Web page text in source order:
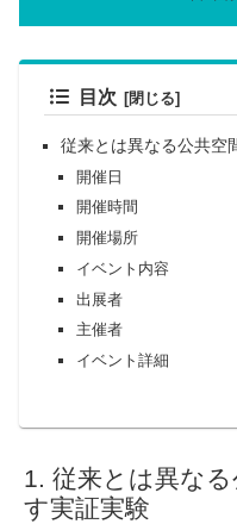
目次
従来とは異なる公共空
開催日
開催時間
開催場所
イベント内容
出展者
主催者
イベント詳細
従来とは異な
す実証実験